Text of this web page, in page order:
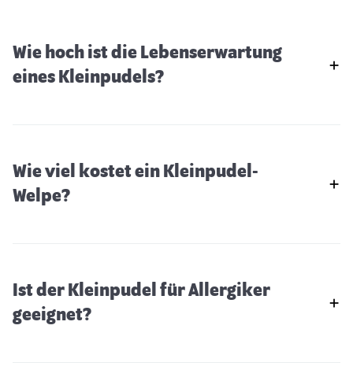
Wie hoch ist die Lebenserwartung
eines Kleinpudels?
Wie viel kostet ein Kleinpudel-
Welpe?
Ist der Kleinpudel für Allergiker
geeignet?